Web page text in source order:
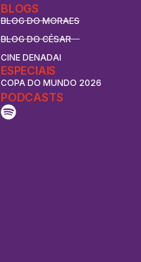
BLOGS
BLOG DO MORAES
BLOG DO CÉSAR
CINE DENADAI
ESPECIAIS
COPA DO MUNDO 2026
PODCASTS